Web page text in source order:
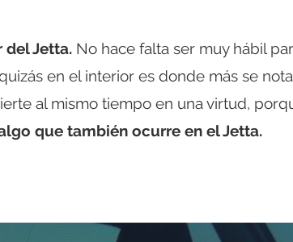
del Jetta. No hace falta ser muy hábil
en el interior es donde más se
al mismo tiempo en una virtud,
que también ocurre en el Jetta.